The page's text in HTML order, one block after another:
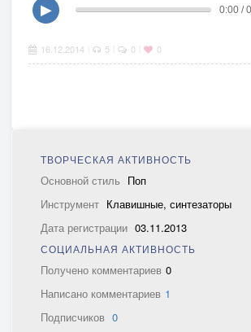
▶
0:00 /
16.12.2014 5 0 0
ТВОРЧЕСКАЯ АКТИВНОСТЬ
Основной стиль Поп
Инструмент Клавишные, синтезаторы
Дата регистрации 03.11.2013
СОЦИАЛЬНАЯ АКТИВНОСТЬ
Получено комментариев 0
Написано комментариев 1
Подписчиков 0